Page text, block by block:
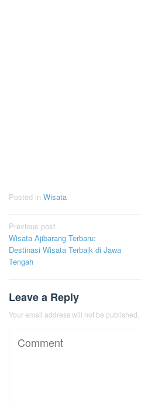
Posted in Wisata
Post
navigation
Previous post
Wisata Ajibarang Terbaru:
Destinasi Wisata Terbaik di Jawa
Tengah
Leave a Reply
Your email address will not be published.